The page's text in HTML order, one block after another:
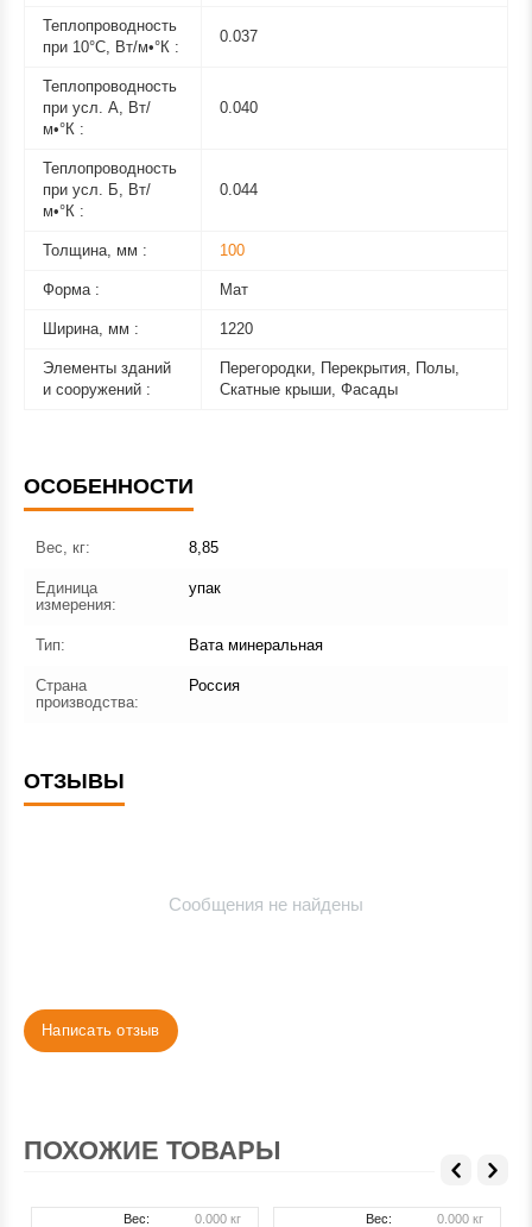
Теплопроводность
при 10°С, Вт/м•°К :
0.037
Теплопроводность
при усл. А, Вт/
м•°К :
0.040
Теплопроводность
при усл. Б, Вт/
м•°К :
0.044
Толщина, мм : 100
Форма : Мат
Ширина, мм : 1220
Элементы зданий
и сооружений :
Перегородки, Перекрытия, Полы,
Скатные крыши, Фасады
ОСОБЕННОСТИ
Вес, кг: 8,85
Единица
измерения:
упак
Тип: Вата минеральная
Страна
производства:
Россия
ОТЗЫВЫ
Сообщения не найдены
Написать отзыв
ПОХОЖИЕ ТОВАРЫ
Вес: 0.000 кг Вес: 0.000 кг